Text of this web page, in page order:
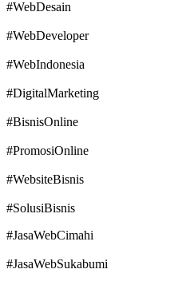
#WebDesain
#WebDeveloper
#WebIndonesia
#DigitalMarketing
#BisnisOnline
#PromosiOnline
#WebsiteBisnis
#SolusiBisnis
#JasaWebCimahi
#JasaWebSukabumi